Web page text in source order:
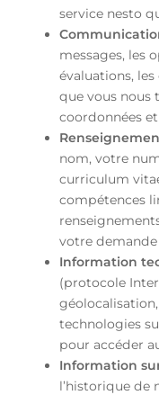
service nesto
messages, les
évaluations,
que vous nous
coordonnées
nom, votre
curriculum
compétences
votre demande
Information
(protocole
technologies
pour accéder
Information
l’historique de